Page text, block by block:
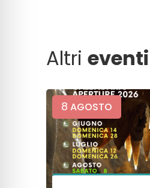
Altrieventi
8 AGOSTO